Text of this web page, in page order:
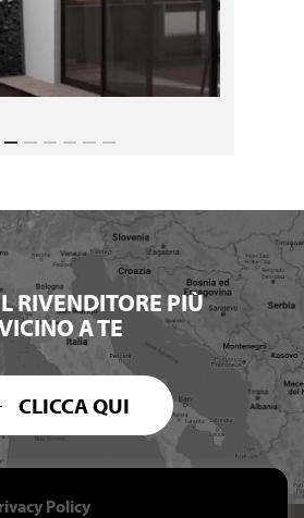
RIVENDITORE PIÙ
A TE
CLICCA QUI
Policy